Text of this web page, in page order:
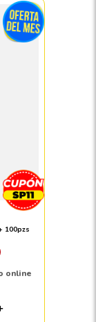
100pzs
online